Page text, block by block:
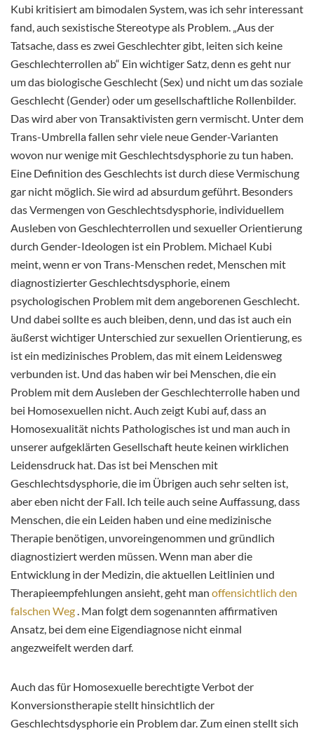
Kubi kritisiert am bimodalen System, was ich sehr interessant
fand, auch sexistische Stereotype als Problem. „Aus der
Tatsache, dass es zwei Geschlechter gibt, leiten sich keine
Geschlechterrollen ab“ Ein wichtiger Satz, denn es geht nur
um das biologische Geschlecht (Sex) und nicht um das soziale
Geschlecht (Gender) oder um gesellschaftliche Rollenbilder.
Das wird aber von Transaktivisten gern vermischt. Unter dem
Trans-Umbrella fallen sehr viele neue Gender-Varianten
wovon nur wenige mit Geschlechtsdysphorie zu tun haben.
Eine Definition des Geschlechts ist durch diese Vermischung
gar nicht möglich. Sie wird ad absurdum geführt. Besonders
das Vermengen von Geschlechtsdysphorie, individuellem
Ausleben von Geschlechterrollen und sexueller Orientierung
durch Gender-Ideologen ist ein Problem. Michael Kubi
meint, wenn er von Trans-Menschen redet, Menschen mit
diagnostizierter Geschlechtsdysphorie, einem
psychologischen Problem mit dem angeborenen Geschlecht.
Und dabei sollte es auch bleiben, denn, und das ist auch ein
äußerst wichtiger Unterschied zur sexuellen Orientierung, es
ist ein medizinisches Problem, das mit einem Leidensweg
verbunden ist. Und das haben wir bei Menschen, die ein
Problem mit dem Ausleben der Geschlechterrolle haben und
bei Homosexuellen nicht. Auch zeigt Kubi auf, dass an
Homosexualität nichts Pathologisches ist und man auch in
unserer aufgeklärten Gesellschaft heute keinen wirklichen
Leidensdruck hat. Das ist bei Menschen mit
Geschlechtsdysphorie, die im Übrigen auch sehr selten ist,
aber eben nicht der Fall. Ich teile auch seine Auffassung, dass
Menschen, die ein Leiden haben und eine medizinische
Therapie benötigen, unvoreingenommen und gründlich
diagnostiziert werden müssen. Wenn man aber die
Entwicklung in der Medizin, die aktuellen Leitlinien und
Therapieempfehlungen ansieht, geht man offensichtlich den
falschen Weg. Man folgt dem sogenannten affirmativen
Ansatz, bei dem eine Eigendiagnose nicht einmal
angezweifelt werden darf.
Auch das für Homosexuelle berechtigte Verbot der
Konversionstherapie stellt hinsichtlich der
Geschlechtsdysphorie ein Problem dar. Zum einen stellt sich